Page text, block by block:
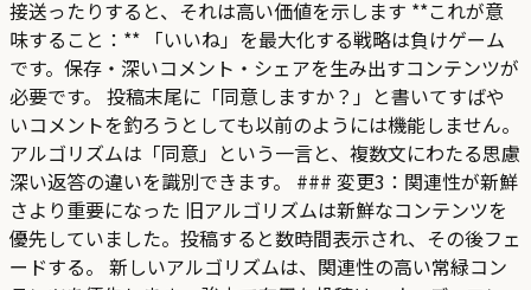
接送ったりすると、それは高い価値を示します **これが意
味すること：** 「いいね」を最大化する戦略は負けゲーム
です。保存・深いコメント・シェアを生み出すコンテンツが
必要です。 投稿末尾に「同意しますか？」と書いてすばや
いコメントを釣ろうとしても以前のようには機能しません。
アルゴリズムは「同意」という一言と、複数文にわたる思慮
深い返答の違いを識別できます。 ### 変更3：関連性が新鮮
さより重要になった 旧アルゴリズムは新鮮なコンテンツを
優先していました。投稿すると数時間表示され、その後フェ
ードする。 新しいアルゴリズムは、関連性の高い常緑コン